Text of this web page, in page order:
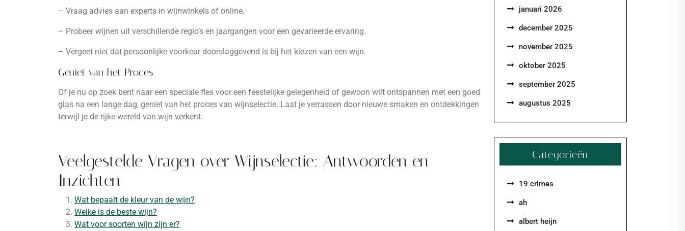
– Vraag advies aan experts in wijnwinkels of online.
– Probeer wijnen uit verschillende regio’s en jaargangen voor een gevarieerde ervaring.
– Vergeet niet dat persoonlijke voorkeur doorslaggevend is bij het kiezen van een wijn.
Geniet van het Proces
Of je nu op zoek bent naar een speciale fles voor een feestelijke gelegenheid of gewoon wilt ontspannen met een goed
glas na een lange dag, geniet van het proces van wijnselectie. Laat je verrassen door nieuwe smaken en ontdekkingen
terwijl je de rijke wereld van wijn verkent.
Veelgestelde Vragen over Wijnselectie: Antwoorden en
Inzichten
Wat bepaalt de kleur van de wijn?
Welke is de beste wijn?
Wat voor soorten wijn zijn er?
januari 2026
december 2025
november 2025
oktober 2025
september 2025
augustus 2025
Categorieën
19 crimes
ah
albert heijn